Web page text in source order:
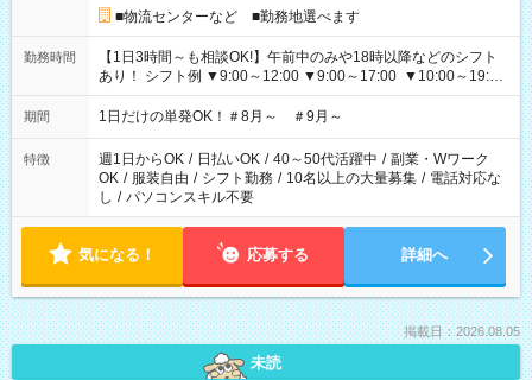
■物流センターなど ■勤務地選べます
勤務時間
【1日3時間～も相談OK!】午前中のみや18時以降などのシフト
あり！ シフト例 ▼9:00～12:00 ▼9:00～17:00 ▼10:00～19:00
▼18:00～21:00
期間 1日だけの単発OK！＃8月～ ＃9月～
特徴 週1日からOK / 日払いOK / 40～50代活躍中 / 副業・Wワーク
OK / 服装自由 / シフト勤務 / 10名以上の大量募集 / 電話対応な
し / パソコンスキル不要
気になる！ 応募する 詳細へ
掲載日：2026.08.05
未読